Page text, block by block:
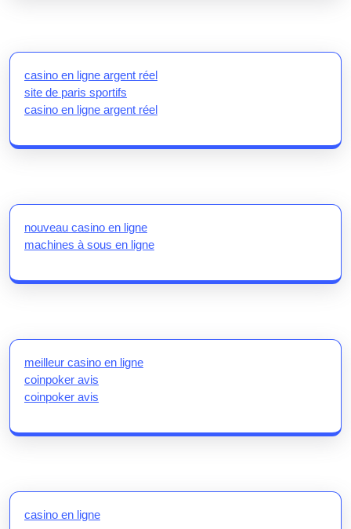
casino en ligne argent réel
site de paris sportifs
casino en ligne argent réel
nouveau casino en ligne
machines à sous en ligne
meilleur casino en ligne
coinpoker avis
coinpoker avis
casino en ligne